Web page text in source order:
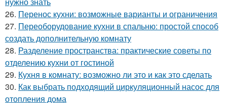
26. Перенос кухни: возможные варианты и ограничения
27. Переоборудование кухни в спальню: простой способ
создать дополнительную комнату
28. Разделение пространства: практические советы по
отделению кухни от гостиной
29. Кухня в комнату: возможно ли это и как это сделать
30. Как выбрать подходящий циркуляционный насос для
отопления дома